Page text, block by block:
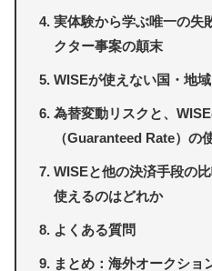
実体験から学ぶ唯一の失
クター事案の顛末
WISEが使えない国・地
為替変動リスクと、
（Guaranteed Rate）の
WISEと他の決済手段の
使えるのはどれか
よくある質問
まとめ：海外オークショ